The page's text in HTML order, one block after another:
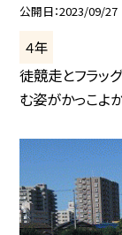
公開日 2023/09/27
４年
徒競走とフラッ
む姿がかっこよ